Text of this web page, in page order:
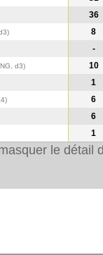
36
8
-
d3)
10
1
6
6
1
le détail